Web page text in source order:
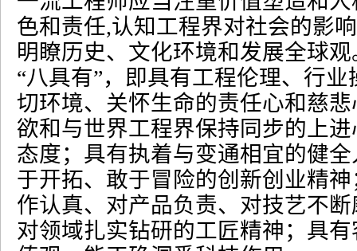
色和责任,认知工程界对社会的影
明瞭历史、文化环境和发展全球
“八具有”，即具有工程伦理、行
切环境、关怀生命的责任心和慈
欲和与世界工程界保持同步的上
态度；具有执着与变通相宜的健
于开拓、敢于冒险的创新创业精
作认真、对产品负责、对技艺不
对领域扎实钻研的工匠精神；具